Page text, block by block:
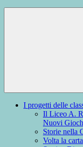
I progetti delle
Il Liceo A.
Nuovi
Storie nella
Volta la